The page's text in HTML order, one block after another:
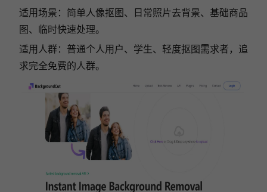
适用场景：简单人像抠图、日常照片去背景、基础商品
图、临时快速处理。
适用人群：普通个人用户、学生、轻度抠图需求者，追
求完全免费的人群。